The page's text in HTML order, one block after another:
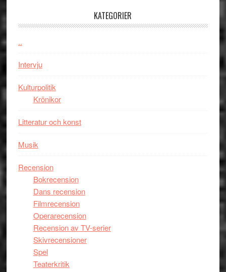
kan
KATEGORIER
..
Intervju
Kulturpolitik
Krönikor
Litteratur och konst
Musik
Recension
Bokrecension
Dans recension
Filmrecension
Operarecension
Recension av TV-serier
Skivrecensioner
Spel
Teaterkritik